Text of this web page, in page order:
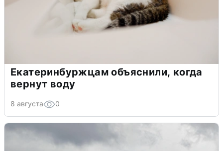
Екатеринбуржцам объяснили, когда
вернут воду
8 августа 0